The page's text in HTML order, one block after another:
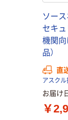
ソー
セキュ
機関向
品）
直
アスク
お届け
￥